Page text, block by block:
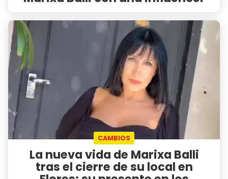
CAMBIOS
La nueva vida de Marixa Balli
tras el cierre de su local en